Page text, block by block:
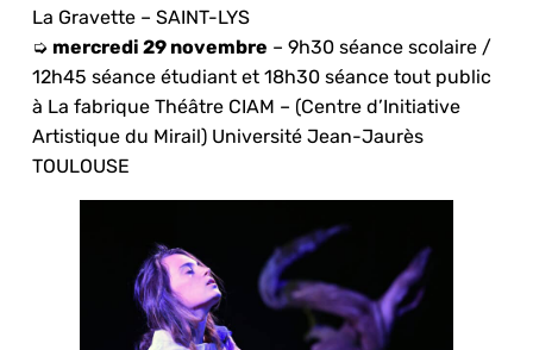
La Gravette – SAINT-LYS
➭ mercredi 29 novembre – 9h30 séance scolaire /
12h45 séance étudiant et 18h30 séance tout public
à La fabrique Théâtre CIAM – (Centre d’Initiative
Artistique du Mirail) Université Jean-Jaurès
TOULOUSE